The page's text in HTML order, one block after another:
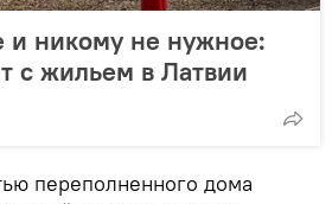
и никому не нужное:
с жильем в Латвии
переполненного дома